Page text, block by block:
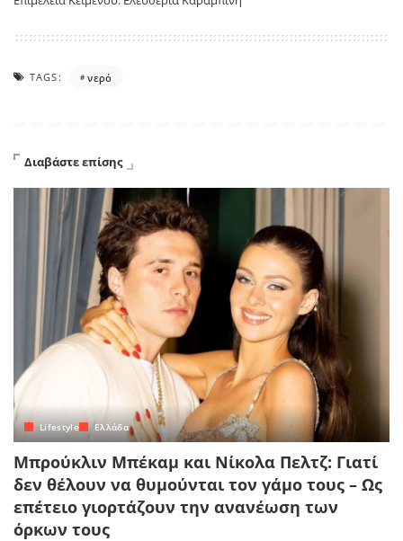
TAGS: νερό
Διαβάστε επίσης
Lifestyle Ελλάδα
Μπρούκλιν Μπέκαμ και Νίκολα Πελτζ: Γιατί
δεν θέλουν να θυμούνται τον γάμο τους – Ως
επέτειο γιορτάζουν την ανανέωση των
όρκων τους